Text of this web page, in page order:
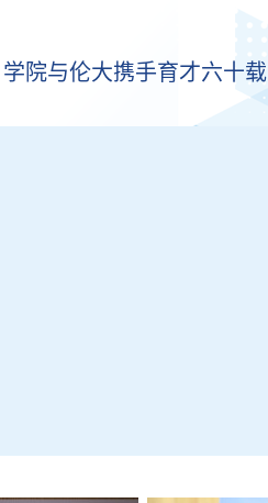
学院与伦大携手育才六十载